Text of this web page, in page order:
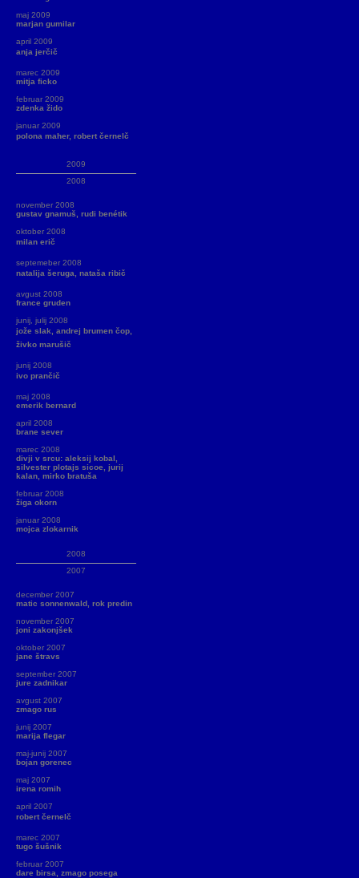
maj 2009
marjan gumilar
april 2009
anja jerčič
marec 2009
mitja ficko
februar 2009
zdenka žido
januar 2009
polona maher, robert černelč
2009
2008
november 2008
gustav gnamuš, rudi benétik
oktober 2008
milan erič
septemeber 2008
natalija šeruga, nataša ribič
avgust 2008
france gruden
junij, julij 2008
jože slak, andrej brumen čop,
živko marušič
junij 2008
ivo prančič
maj 2008
emerik bernard
april 2008
brane sever
marec 2008
divji v srcu: aleksij kobal,
silvester plotajs sicoe, jurij
kalan, mirko bratuša
februar 2008
žiga okorn
januar 2008
mojca zlokarnik
2008
2007
december 2007
matic sonnenwald, rok predin
november 2007
joni zakonjšek
oktober 2007
jane štravs
september 2007
jure zadnikar
avgust 2007
zmago rus
junij 2007
marija flegar
maj-junij 2007
bojan gorenec
maj 2007
irena romih
april 2007
robert černelč
marec 2007
tugo šušnik
februar 2007
dare birsa, zmago posega